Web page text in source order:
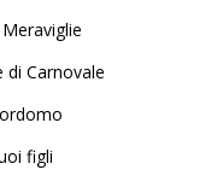
di Carnovale
figli